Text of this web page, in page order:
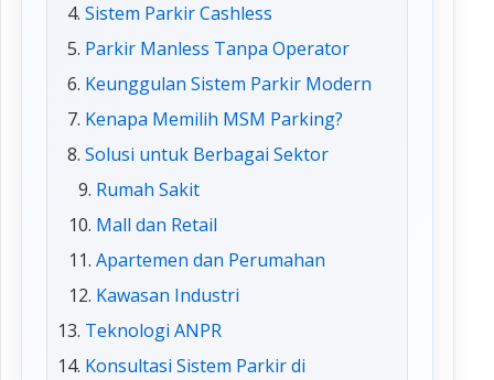
Sistem Parkir Cashless
Parkir Manless Tanpa Operator
Keunggulan Sistem Parkir Modern
Kenapa Memilih MSM Parking?
Solusi untuk Berbagai Sektor
Rumah Sakit
Mall dan Retail
Apartemen dan Perumahan
Kawasan Industri
Teknologi ANPR
Konsultasi Sistem Parkir di